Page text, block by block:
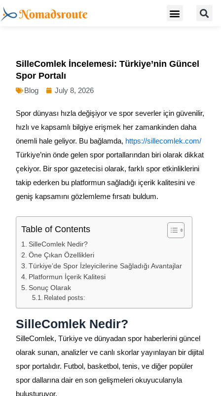
Skip
to
Menu
SilleComlek İncelemesi: Türkiye’nin Güncel
Spor Portalı
Blog July 8, 2026
Spor dünyası hızla değişiyor ve spor severler için güvenilir,
hızlı ve kapsamlı bilgiye erişmek her zamankinden daha
önemli hale geliyor. Bu bağlamda, https://sillecomlek.com/
Türkiye’nin önde gelen spor portallarından biri olarak dikkat
çekiyor. Bir spor gazetecisi olarak, farklı spor etkinliklerini
takip ederken bu platformun sağladığı içerik kalitesini ve
geniş kapsamını gözlemleme fırsatı buldum.
Table of Contents
SilleComlek Nedir?
Öne Çıkan Özellikleri
Türkiye’de Spor İzleyicilerine Sağladığı Avantajlar
Platformun İçerik Kalitesi
Sonuç Olarak
Related posts:
SilleComlek Nedir?
SilleComlek, Türkiye ve dünyadan spor haberlerini güncel
olarak sunan, analizler ve canlı skorlar yayınlayan bir dijital
spor portalıdır. Futbol, basketbol, tenis, ve diğer popüler
spor dallarına dair en son gelişmeleri okuyucularıyla
buluşturuyor.